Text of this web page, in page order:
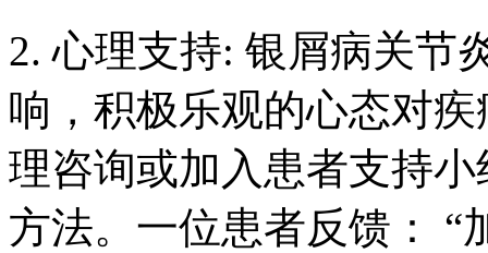
2. 心理支持: 银屑病关节
响，积极乐观的心态对
理咨询或加入患者支持
方法。一位患者反馈： “